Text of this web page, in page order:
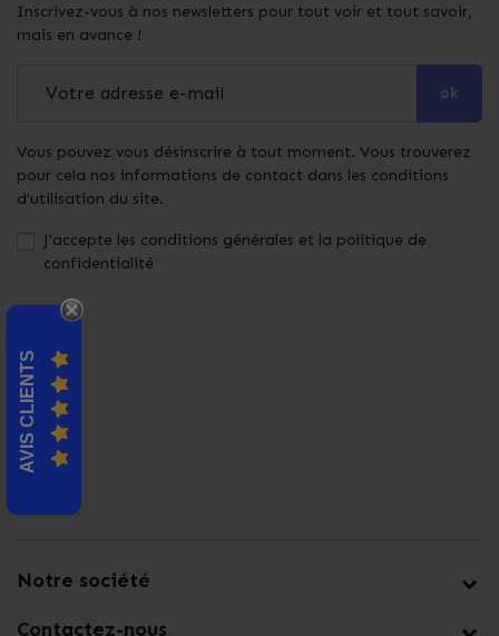
Inscrivez-vous à nos newsletters pour tout voir et tout savoir,
mais en avance !
ok
Vous pouvez vous désinscrire à tout moment. Vous trouverez
pour cela nos informations de contact dans les conditions
d'utilisation du site.
J'accepte les conditions générales et la politique de
confidentialité
AVIS CLIENTS
Notre société
Contactez-nous